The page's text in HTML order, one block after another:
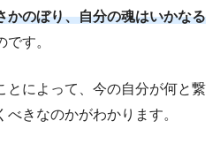
かのぼり、自分の魂はいかなる
です。
とによって、今の自分が何と繋
きなのかがわかります。